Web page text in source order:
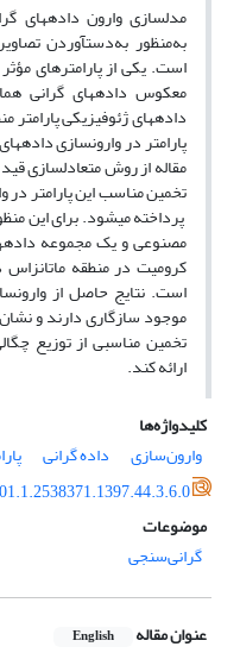
مدل­سازی وارون داده­های
به‌منظور ‌به‌دست­آوردن
است. یکی از پارامترهای
معکوس داده­های گرانی
داده­های ژئوفیزیکی
پارامتر در وارون‏سازی
تخمین مناسب این پارامتر
پرداخته می­شود. برای این
مصنوعی و یک مجموعه
کرومیت در منطقه ماتانزاس
است. نتایج حاصل از
موجود سازگاری دارند و
تخمین مناسبی از توزیع
ارائه کند.
کلیدواژه‌ها
وارون‌سازی
داده گرانی
موضوعات
گرانی‌سنجی
عنوان مقاله English